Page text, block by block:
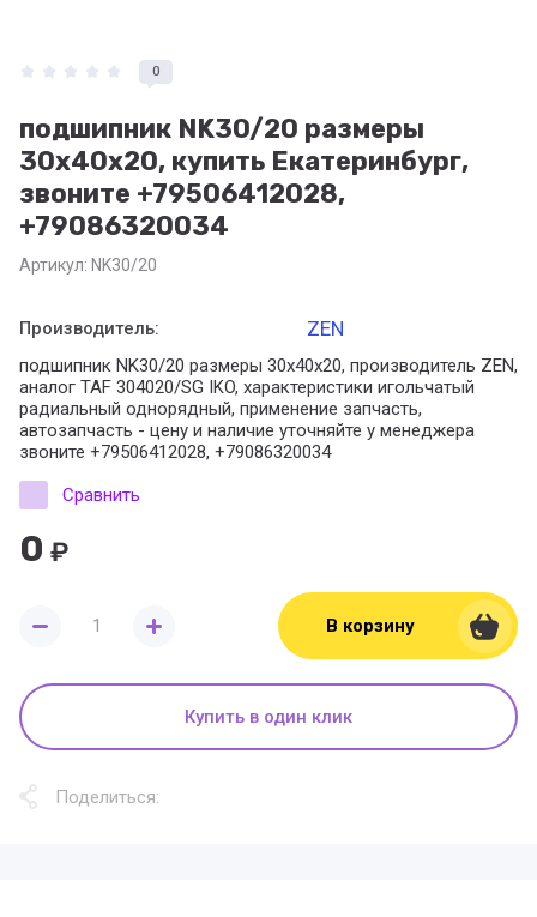
0
подшипник NK30/20 размеры
30x40x20, купить Екатеринбург,
звоните +79506412028,
+79086320034
Артикул: NK30/20
Производитель: ZEN
подшипник NK30/20 размеры 30x40x20, производитель ZEN,
аналог TAF 304020/SG IKO, характеристики игольчатый
радиальный однорядный, применение запчасть,
автозапчасть - цену и наличие уточняйте у менеджера
звоните +79506412028, +79086320034
0 ₽
Сравнить
В корзину
Купить в один клик
Поделиться: